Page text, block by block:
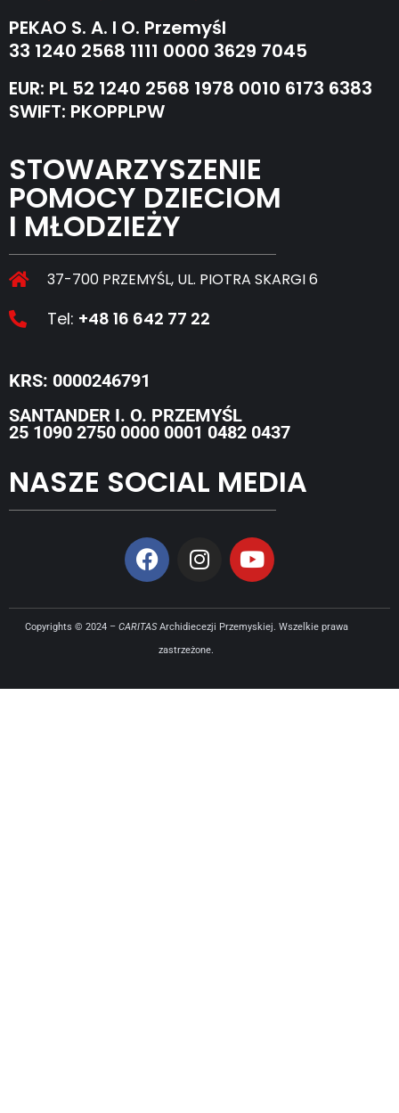
PEKAO S. A. I O. Przemyśl
33 1240 2568 1111 0000 3629 7045
EUR: PL 52 1240 2568 1978 0010 6173 6383
SWIFT: PKOPPLPW
STOWARZYSZENIE
POMOCY DZIECIOM
I MŁODZIEŻY
37-700 PRZEMYŚL, UL. PIOTRA SKARGI 6
Tel: +48 16 642 77 22
KRS: 0000246791
SANTANDER I. O. PRZEMYŚL
25 1090 2750 0000 0001 0482 0437
NASZE SOCIAL MEDIA
Copyrights © 2024 – CARITASArchidiecezji Przemyskiej. Wszelkie prawa
zastrzeżone.